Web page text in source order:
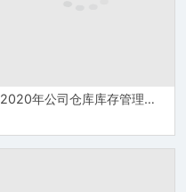
2020年公司仓库库存管理数量登记详情报表Excel模板